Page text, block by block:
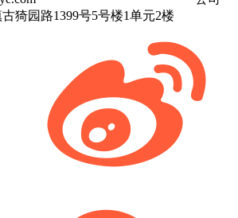
猗园路1399号5号楼1单元2楼